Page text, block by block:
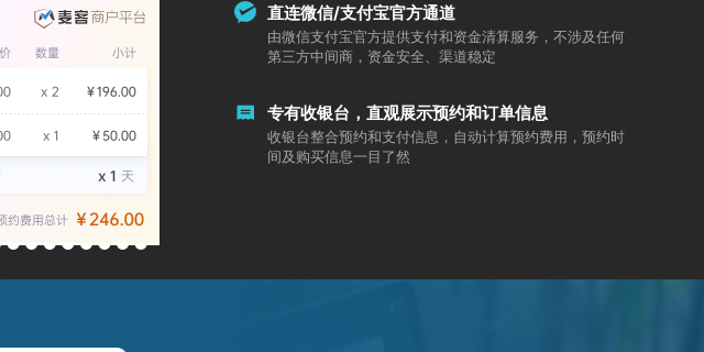
直连微信/支付宝官方通道
由微信支付宝官方提供支付和资金清算服务，不涉及任何
第三方中间商，资金安全、渠道稳定
专有收银台，直观展示预约和订单信息
收银台整合预约和支付信息，自动计算预约费用，预约时
间及购买信息一目了然